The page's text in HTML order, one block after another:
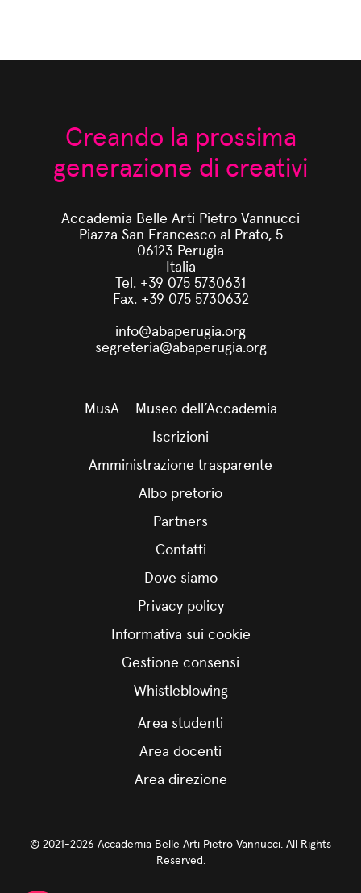
Creando la prossima
generazione di creativi
Accademia Belle Arti Pietro Vannucci
Piazza San Francesco al Prato, 5
06123 Perugia
Italia
Tel. +39 075 5730631
Fax. +39 075 5730632
info@abaperugia.org
segreteria@abaperugia.org
MusA – Museo dell’Accademia
Iscrizioni
Amministrazione trasparente
Albo pretorio
Partners
Contatti
Dove siamo
Privacy policy
Informativa sui cookie
Gestione consensi
Whistleblowing
Area studenti
Area docenti
Area direzione
© 2021-2026 Accademia Belle Arti Pietro Vannucci. All Rights
Reserved.